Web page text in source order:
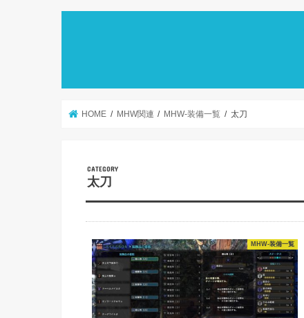
HOME MHW関連 MHW-装備一覧 太刀
太刀
MHW-装備一覧